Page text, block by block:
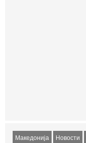
Македонија Новости